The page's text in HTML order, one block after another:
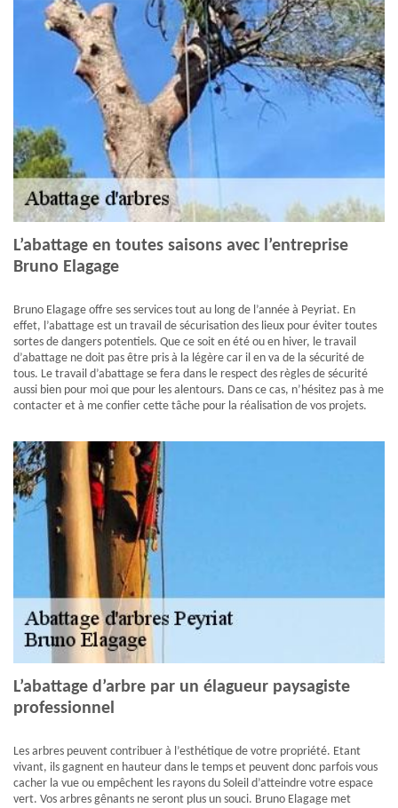
L’abattage en toutes saisons avec l’entreprise
Bruno Elagage
Bruno Elagage offre ses services tout au long de l’année à Peyriat. En
effet, l’abattage est un travail de sécurisation des lieux pour éviter toutes
sortes de dangers potentiels. Que ce soit en été ou en hiver, le travail
d’abattage ne doit pas être pris à la légère car il en va de la sécurité de
tous. Le travail d’abattage se fera dans le respect des règles de sécurité
aussi bien pour moi que pour les alentours. Dans ce cas, n’hésitez pas à me
contacter et à me confier cette tâche pour la réalisation de vos projets.
L’abattage d’arbre par un élagueur paysagiste
professionnel
Les arbres peuvent contribuer à l’esthétique de votre propriété. Etant
vivant, ils gagnent en hauteur dans le temps et peuvent donc parfois vous
cacher la vue ou empêchent les rayons du Soleil d’atteindre votre espace
vert. Vos arbres gênants ne seront plus un souci. Bruno Elagage met